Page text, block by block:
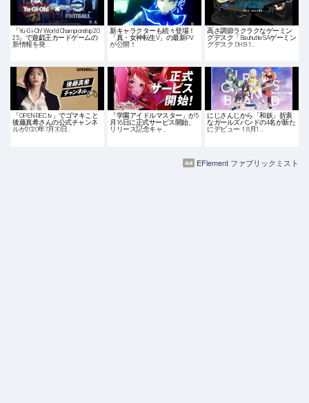
「Yu-Gi-Oh! World Championship 20
25」で遊戯王カードゲームの
新情報を発…
新キャラクターも続々登場！
「真・女神転生V」の最新PV
が公開！
高さ調節ラクラクなゲーミン
グデスク「Bauhutte SAゲーミン
グデスク DHB-1…
「OPENREC.tv」でゴマキこと
後藤真希さんの公式チャンネ
ルが2020年7月30日…
「学園アイドルマスター」が5
月16日に正式サービス開始、
リリース記念キャ…
にじさんじから「和妖」折衷
なガールズバンドの4名が新た
にデビュー！8月1…
EFlement ファブリックミスト